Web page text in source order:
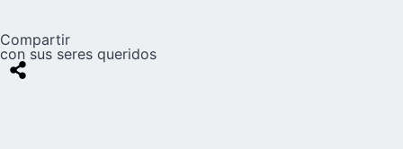
Compartir
con sus seres queridos